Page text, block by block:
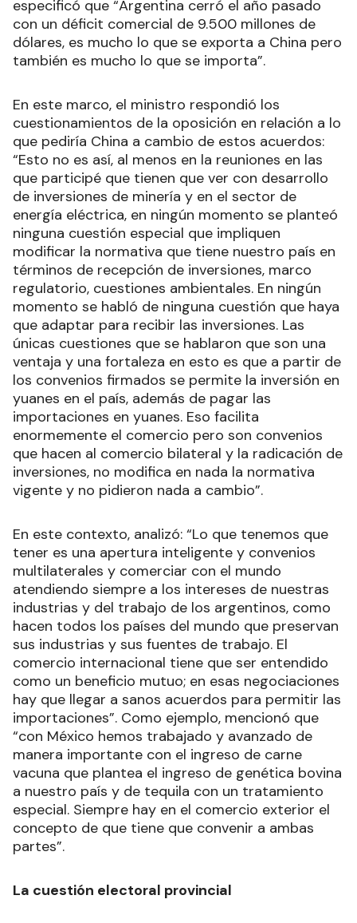
especificó que “Argentina cerró el año pasado
con un déficit comercial de 9.500 millones de
dólares, es mucho lo que se exporta a China pero
también es mucho lo que se importa”.
En este marco, el ministro respondió los
cuestionamientos de la oposición en relación a lo
que pediría China a cambio de estos acuerdos:
“Esto no es así, al menos en la reuniones en las
que participé que tienen que ver con desarrollo
de inversiones de minería y en el sector de
energía eléctrica, en ningún momento se planteó
ninguna cuestión especial que impliquen
modificar la normativa que tiene nuestro país en
términos de recepción de inversiones, marco
regulatorio, cuestiones ambientales. En ningún
momento se habló de ninguna cuestión que haya
que adaptar para recibir las inversiones. Las
únicas cuestiones que se hablaron que son una
ventaja y una fortaleza en esto es que a partir de
los convenios firmados se permite la inversión en
yuanes en el país, además de pagar las
importaciones en yuanes. Eso facilita
enormemente el comercio pero son convenios
que hacen al comercio bilateral y la radicación de
inversiones, no modifica en nada la normativa
vigente y no pidieron nada a cambio”.
En este contexto, analizó: “Lo que tenemos que
tener es una apertura inteligente y convenios
multilaterales y comerciar con el mundo
atendiendo siempre a los intereses de nuestras
industrias y del trabajo de los argentinos, como
hacen todos los países del mundo que preservan
sus industrias y sus fuentes de trabajo. El
comercio internacional tiene que ser entendido
como un beneficio mutuo; en esas negociaciones
hay que llegar a sanos acuerdos para permitir las
importaciones”. Como ejemplo, mencionó que
“con México hemos trabajado y avanzado de
manera importante con el ingreso de carne
vacuna que plantea el ingreso de genética bovina
a nuestro país y de tequila con un tratamiento
especial. Siempre hay en el comercio exterior el
concepto de que tiene que convenir a ambas
partes”.
La cuestión electoral provincial